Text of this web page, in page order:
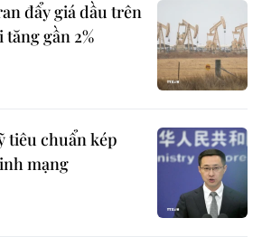
đẩy giá dầu trên
gần 2%
tiêu chuẩn kép
mạng